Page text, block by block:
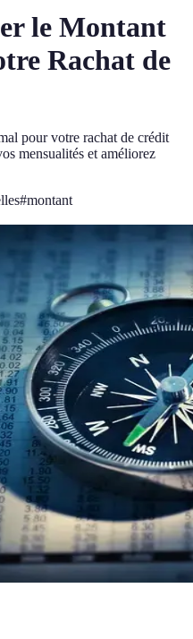
le Montant
Rachat de
pour votre rachat de crédit
mensualités et améliorez
#montant